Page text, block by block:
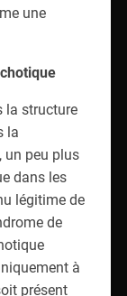
une
la structure
la
un peu plus
dans les
légitime de
de
à
présent